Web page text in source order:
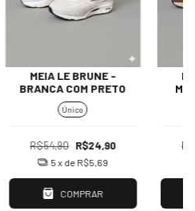
MEIA LE BRUNE -
BRANCA COM PRETO
Único
R$54,90 R$24,90
5x de R$5,69
COMPRAR